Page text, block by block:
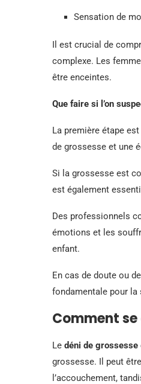
Sensation de
Il est crucial de
complexe. Les
être enceintes.
Que faire si l’on
La première étape est
de grossesse et une
Si la grossesse est
est également
Des professionnels
émotions et les
enfant.
En cas de doute ou
fondamentale pour la
Comment se
Le déni de grossesse
grossesse. Il peut
l’accouchement,